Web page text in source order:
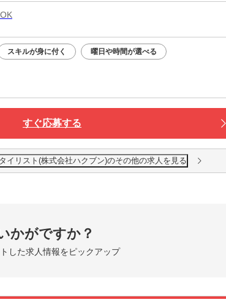
スキルが身に付く 曜日や時間が選べる
すぐ応募する
イリスト(株式会社ハクブン)のその他の求人を見る
かがですか？
した求人情報をピックアップ